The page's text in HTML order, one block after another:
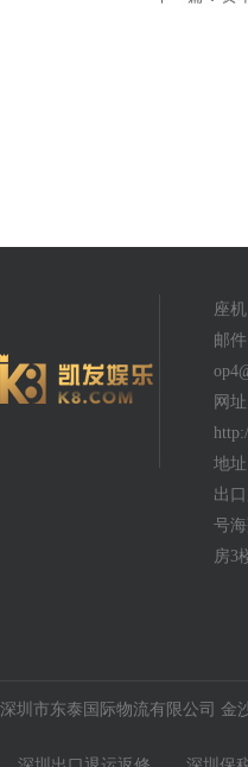
座
邮件
网址
地
出
号海
房3
深圳市东泰国际物流有限公司 金